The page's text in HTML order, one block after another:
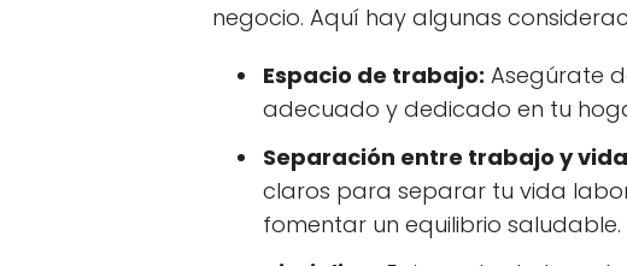
negocio. Aquí hay algunas
Espacio de trabajo: Asegúrate
adecuado y dedicado en tu
Separación entre trabajo y
claros para separar tu vida
fomentar un equilibrio saludable.